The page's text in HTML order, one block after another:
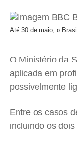
Até 30 de maio, o
O Ministério da
aplicada em
possivelmente
Entre os casos
incluindo os dois